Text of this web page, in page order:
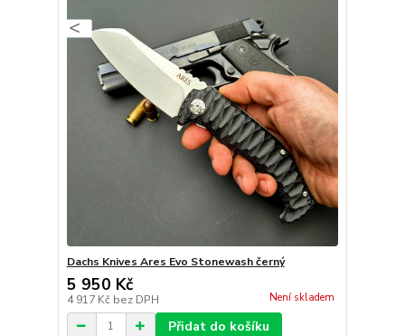
Dachs Knives Ares Evo Stonewash černý
5 950 Kč
4 917 Kč bez DPH Není skladem
Přidat do košíku